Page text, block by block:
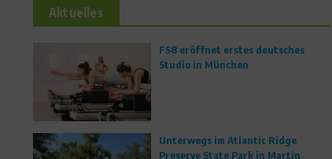
Aktuelles
FS8 eröffnet erstes deutsches
Studio in München
Unterwegs im Atlantic Ridge
Preserve State Park in Martin